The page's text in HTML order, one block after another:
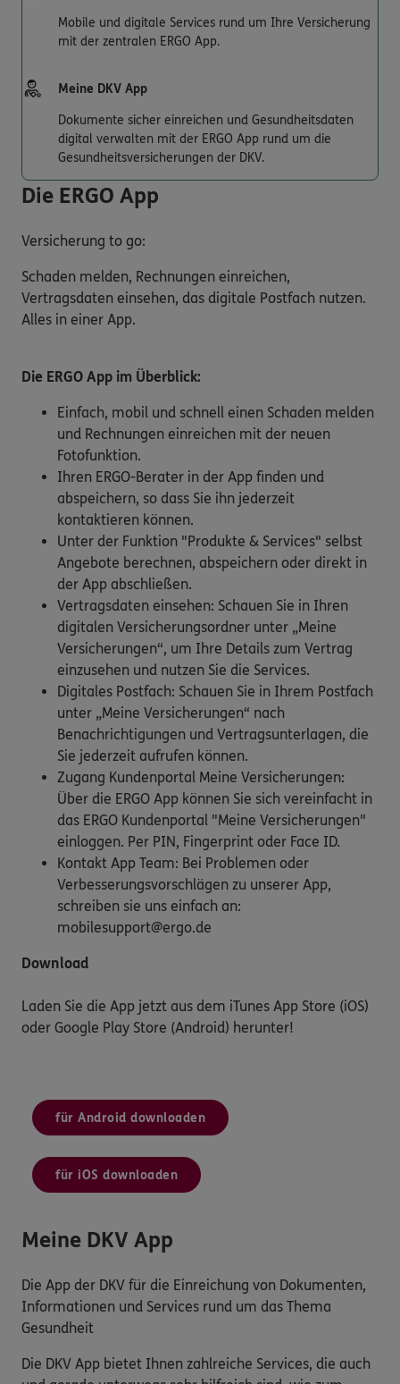
Mobile und digitale Services rund um Ihre Versicherung
mit der zentralen ERGO App.
Meine DKV App
Dokumente sicher einreichen und Gesundheitsdaten
digital verwalten mit der ERGO App rund um die
Gesundheitsversicherungen der DKV.
Die ERGO App
Versicherung to go:
Schaden melden, Rechnungen einreichen,
Vertragsdaten einsehen, das digitale Postfach nutzen.
Alles in einer App.
Die ERGO App im Überblick:
Einfach, mobil und schnell einen Schaden melden
und Rechnungen einreichen mit der neuen
Fotofunktion.
Ihren ERGO-Berater in der App finden und
abspeichern, so dass Sie ihn jederzeit
kontaktieren können.
Unter der Funktion "Produkte & Services" selbst
Angebote berechnen, abspeichern oder direkt in
der App abschließen.
Vertragsdaten einsehen: Schauen Sie in Ihren
digitalen Versicherungsordner unter „Meine
Versicherungen“, um Ihre Details zum Vertrag
einzusehen und nutzen Sie die Services.
Digitales Postfach: Schauen Sie in Ihrem Postfach
unter „Meine Versicherungen“ nach
Benachrichtigungen und Vertragsunterlagen, die
Sie jederzeit aufrufen können.
Zugang Kundenportal Meine Versicherungen:
Über die ERGO App können Sie sich vereinfacht in
das ERGO Kundenportal "Meine Versicherungen"
einloggen. Per PIN, Fingerprint oder Face ID.
Kontakt App Team: Bei Problemen oder
Verbesserungsvorschlägen zu unserer App,
schreiben sie uns einfach an:
mobilesupport@ergo.de
Download
Laden Sie die App jetzt aus dem iTunes App Store (iOS)
oder Google Play Store (Android) herunter!
für Android downloaden
für iOS downloaden
Meine DKV App
Die App der DKV für die Einreichung von Dokumenten,
Informationen und Services rund um das Thema
Gesundheit
Die DKV App bietet Ihnen zahlreiche Services, die auch